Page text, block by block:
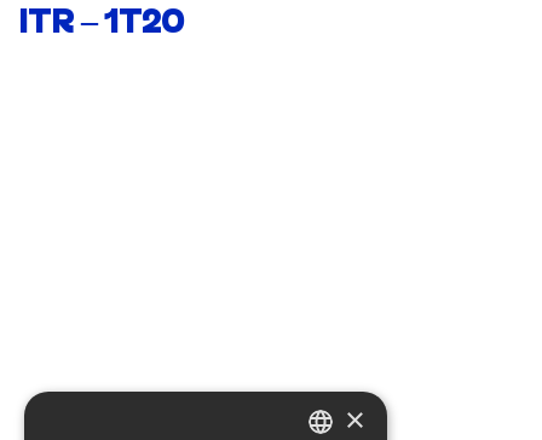
ITR – 1T20
×